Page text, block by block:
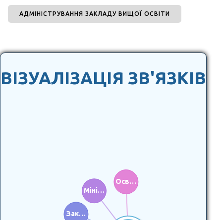
АДМІНІСТРУВАННЯ ЗАКЛАДУ ВИЩОЇ ОСВІТИ
ВІЗУАЛІЗАЦІЯ ЗВ'ЯЗКІВ
Зак…
Міні…
Осв…